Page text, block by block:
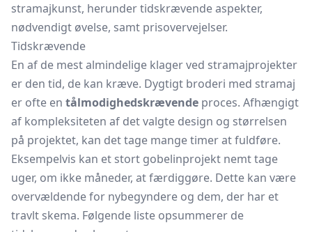
stramajkunst, herunder tidskrævende aspekter,
nødvendigt øvelse, samt prisovervejelser.
Tidskrævende
En af de mest almindelige klager ved stramajprojekter
er den tid, de kan kræve. Dygtigt broderi med stramaj
er ofte en tålmodighedskrævende proces. Afhængigt
af kompleksiteten af det valgte design og størrelsen
på projektet, kan det tage mange timer at fuldføre.
Eksempelvis kan et stort gobelinprojekt nemt tage
uger, om ikke måneder, at færdiggøre. Dette kan være
overvældende for nybegyndere og dem, der har et
travlt skema. Følgende liste opsummerer de